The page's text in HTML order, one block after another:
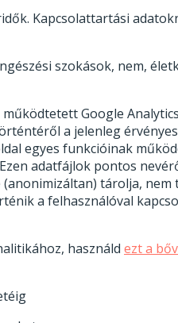
Kapcsolattartási
szokások, nem,
Google
a jelenleg
egyes funkcióinak
adatfájlok pontos
tárolja, nem
a felhasználóval
használd ezt a